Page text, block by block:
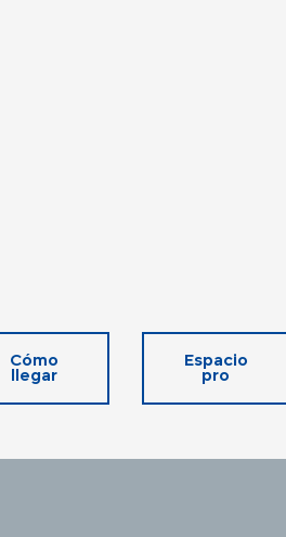
Cómo
llegar
Espacio
pro